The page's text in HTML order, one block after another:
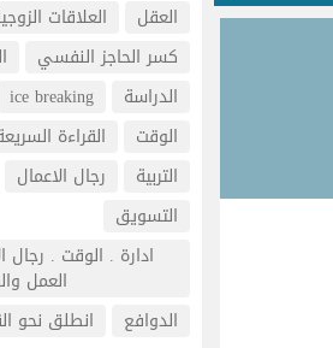
العقل
العلاقات
كسر الحاجز النفسي
الدراسة
ice breaking
الوقت
القراءة
التربية
رجال الاعمال
التسويق
ادارة . الوقت . رجال
العمل
الدوافع
انطلق نحو